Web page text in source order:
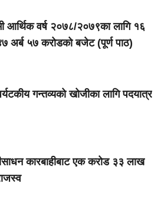
आर्थिक वर्ष २०७८/२०७९का लागि १६
अर्ब ५७ करोडको बजेट (पूर्ण पाठ)
गन्तव्यको खोजीका लागि पदयात्र
कारबाहीबाट एक करोड ३३ लाख